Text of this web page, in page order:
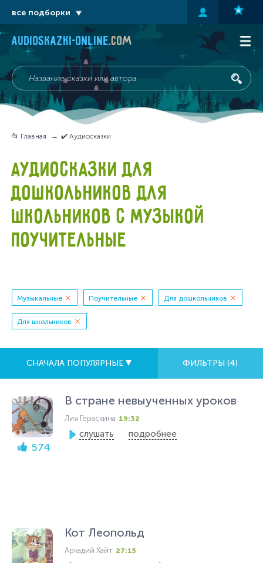
audioskazki-online.com
📂 Главная ✔️ Аудиосказки
АУДИОСКАЗКИ ДЛЯ
ДОШКОЛЬНИКОВ ДЛЯ
ШКОЛЬНИКОВ С МУЗЫКОЙ
ПОУЧИТЕЛЬНЫЕ
Музыкальные Поучительные Для дошкольников
Для школьников
СНАЧАЛА ПОПУЛЯРНЫЕ ФИЛЬТРЫ (4)
574
В стране невыученных уроков
Лия Гераскина 19:32
слушать подробнее
Кот Леопольд
Аркадий Хайт 27:15
все подборки